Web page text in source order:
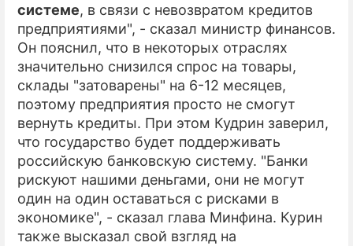
системе, в связи с невозвратом кредитов
предприятиями", - сказал министр финансов.
Он пояснил, что в некоторых отраслях
значительно снизился спрос на товары,
склады "затоварены" на 6-12 месяцев,
поэтому предприятия просто не смогут
вернуть кредиты. При этом Кудрин заверил,
что государство будет поддерживать
российскую банковскую систему. "Банки
рискуют нашими деньгами, они не могут
один на один оставаться с рисками в
экономике", - сказал глава Минфина. Курин
также высказал свой взгляд на